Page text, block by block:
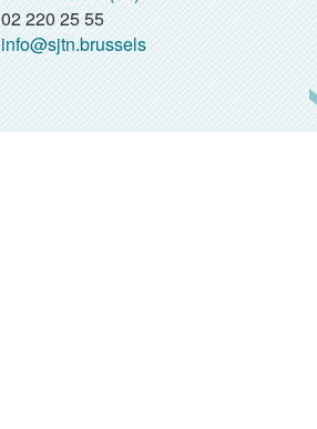
02 220 25 55
info@sjtn.brussels